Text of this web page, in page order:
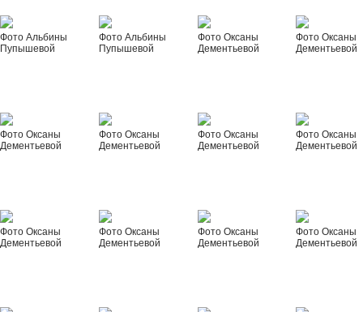
Фото Альбины
Пупышевой
Фото Альбины
Пупышевой
Фото Оксаны
Дементьевой
Фото Оксаны
Дементьевой
Фото Оксаны
Дементьевой
Фото Оксаны
Дементьевой
Фото Оксаны
Дементьевой
Фото Оксаны
Дементьевой
Фото Оксаны
Дементьевой
Фото Оксаны
Дементьевой
Фото Оксаны
Дементьевой
Фото Оксаны
Дементьевой